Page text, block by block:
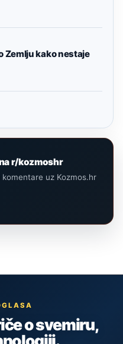
Zemlju kako nestaje
r/kozmoshr
uz Kozmos.hr
o svemiru,